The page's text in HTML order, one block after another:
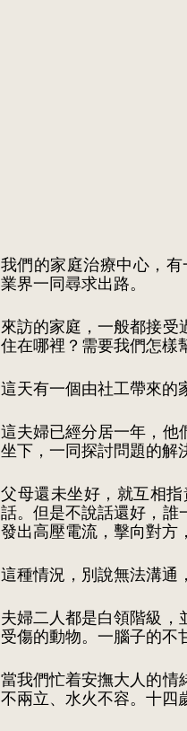
我們的家庭治療中心，
業界一同尋求出路。
來訪的家庭，一般都接受
住在哪裡？需要我們怎樣
這天有一個由社工帶來的
這夫婦已經分居一年，他
坐下，一同探討問題的解
父母還未坐好，就互相
話。但是不說話還好，誰
發出高壓電流，擊向對方
這種情況，別說無法溝通
夫婦二人都是白領階級，
受傷的動物。一腦子的不
當我們忙着安撫大人的情
不兩立、水火不容。十四